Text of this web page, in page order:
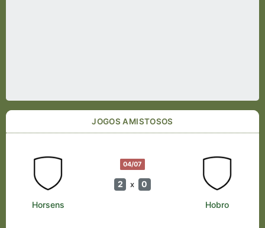
JOGOS AMISTOSOS
04/07
2 x 0
Horsens Hobro